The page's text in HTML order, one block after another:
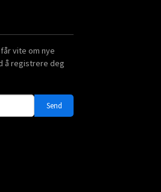
vite om nye
å registrere deg